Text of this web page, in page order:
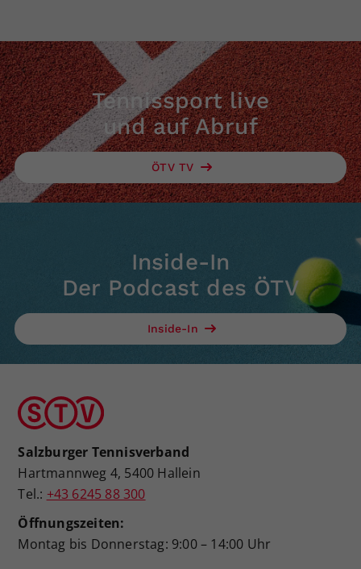
Tennissport live
und auf Abruf
ÖTV TV
Inside-In
Der Podcast des ÖTV
Inside-In
Salzburger Tennisverband
Hartmannweg 4, 5400 Hallein
Tel.: +43 6245 88 300
Öffnungszeiten:
Montag bis Donnerstag: 9:00 – 14:00 Uhr